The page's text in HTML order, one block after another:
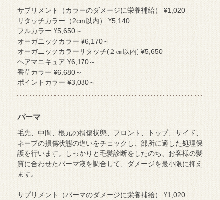
サプリメント（カラーのダメージに栄養補給） ¥1,020
リタッチカラー（2cm以内） ¥5,140
フルカラー ¥5,650～
オーガニックカラー ¥6,170～
オーガニックカラーリタッチ(２㎝以内) ¥5,650
ヘアマニキュア ¥6,170～
香草カラー ¥6,680～
ポイントカラー ¥3,080～
パーマ
毛先、中間、根元の損傷状態、フロント、トップ、サイド、
ネープの損傷状態の違いをチェックし、部所に適した処理保
護を行います。しっかりと毛髪診断をしたのち、お客様の髪
質に合わせたパーマ液を調合して、ダメージを最小限に抑え
ます。
サプリメント（パーマのダメージに栄養補給） ¥1,020